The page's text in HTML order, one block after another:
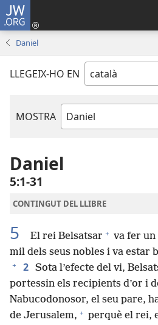
JW.ORG
Daniel
LLEGEIX-HO EN
MOSTRA
Llibre
Daniel
5:1-31
CONTINGUT DEL LLIBRE
5 El rei Belsatsar + va fer un
mil dels seus nobles i va estar
+ 2 Sota l’efecte del vi,
portessin els recipients d’or i
Nabucodonosor, el seu pare,
de Jerusalem, + perquè el rei,